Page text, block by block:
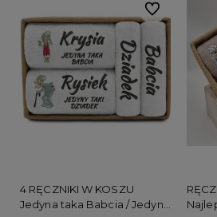
4 RĘCZNIKI W KOSZU
Jedyna taka Babcia / Jedyny
Do ulubionych